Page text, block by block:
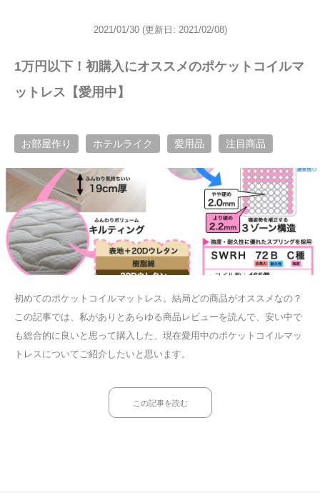
2021/01/30 (更新日: 2021/02/08)
1万円以下！初購入にオススメのポケットコイルマ
ットレス【愛用中】
お部屋作り ホテルライク 愛用品 注目商品
初めてのポケットコイルマットレス。結局どの商品がオススメなの？
この記事では、私がありとあらゆる商品レビューを読んで、安い中で
も総合的に良いと思って購入した、現在愛用中のポケットコイルマッ
トレスについてご紹介したいと思います。
この記事を読む